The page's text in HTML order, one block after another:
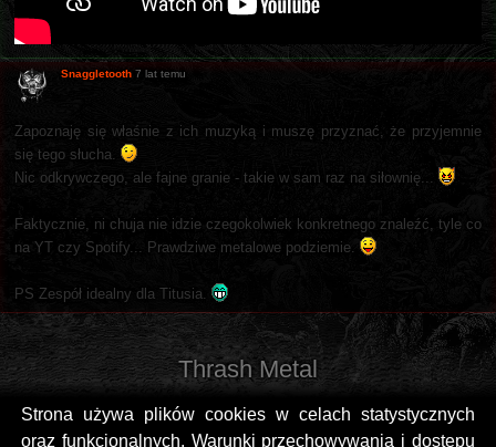
Strona używa plików cookies w celach statystycznych
oraz funkcjonalnych. Warunki przechowywania i dostępu
Snaggletooth 7 lat temu
Zapoznaję się właśnie z ich muzyką i muszę przyznać, że przyjemnie
się tego słucha.
Nic odkrywczego, ale fajne granie - takie w sam raz na siłownię...
Faktycznie, ni chuja nie idzie czegokolwiek konkretnego znaleźć, tyle co
na YT czy Spotify... Prawdziwe metalowe podziemie.
PS Zespół idealny dla Titusia.
Thrash Metal